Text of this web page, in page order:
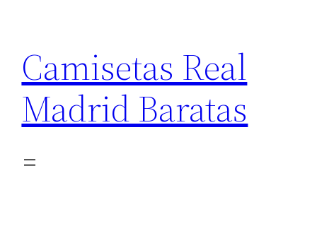
contenido
Camisetas Real
Madrid Baratas